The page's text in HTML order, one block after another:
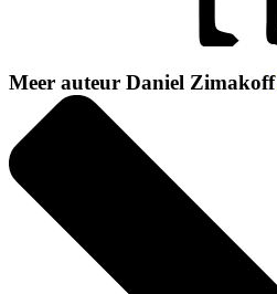
Meer auteur Daniel Zimakoff